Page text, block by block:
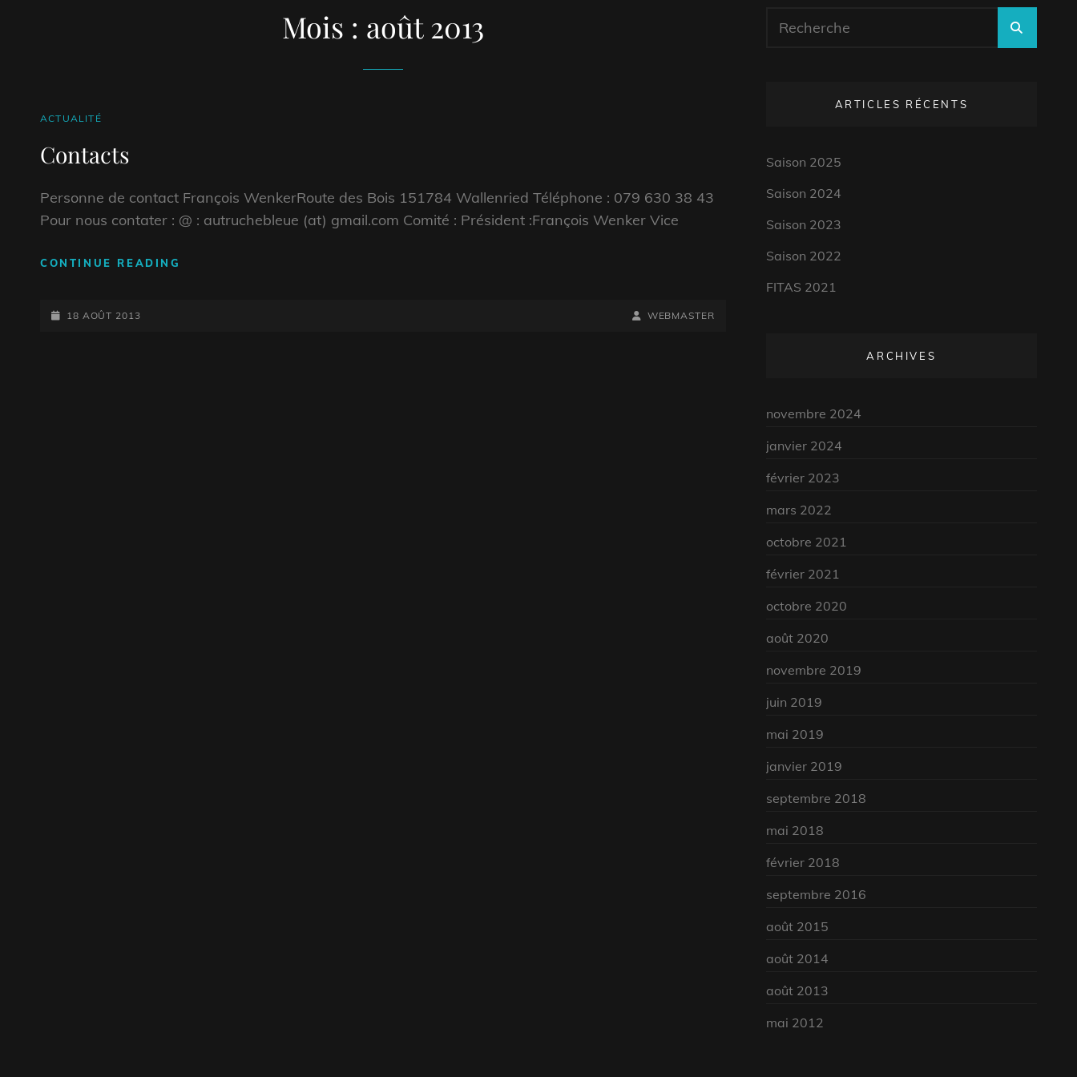
Mois : août 2013
CAT
ACTUALITÉ
Contacts
Personne de contact François WenkerRoute des Bois 151784 Wallenried Téléphone : 079 630 38 43
Pour nous contater : @ : autruchebleue (at) gmail.com Comité : Président :François Wenker Vice
CONTINUE READING
POSTED-
18 AOÛT 2013
BY
BYLINE
WEBMASTER
for:
ARTICLES RÉCENTS
Saison 2025
Saison 2024
Saison 2023
Saison 2022
FITAS 2021
ARCHIVES
novembre 2024
janvier 2024
février 2023
mars 2022
octobre 2021
février 2021
octobre 2020
août 2020
novembre 2019
juin 2019
mai 2019
janvier 2019
septembre 2018
mai 2018
février 2018
septembre 2016
août 2015
août 2014
août 2013
mai 2012